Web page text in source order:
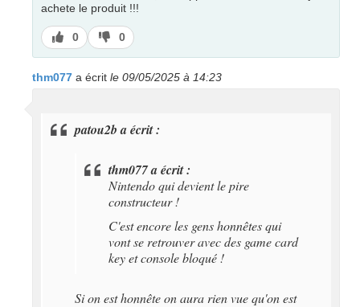
achete le produit !!!
J’aime
0
J’aime
pas
0
thm077 a écrit le 09/05/2025 à 14:23
patou2b a écrit :
thm077 a écrit :
Nintendo qui devient le pire
constructeur !
C'est encore les gens honnêtes qui
vont se retrouver avec des game card
key et console bloqué !
Si on est honnête on aura rien vue qu'on est